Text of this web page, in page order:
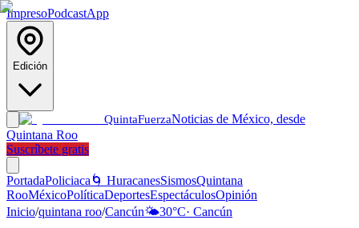
ImpresoPodcastApp
Edición
QuintaFuerzaNoticias de México, desde
Quintana Roo
Suscríbete gratis
PortadaPoliciaca 🌀 HuracanesSismosQuintana
RooMéxicoPolíticaDeportesEspectáculosOpinión
Inicio/quintana roo/Cancún🌤️30°C· Cancún